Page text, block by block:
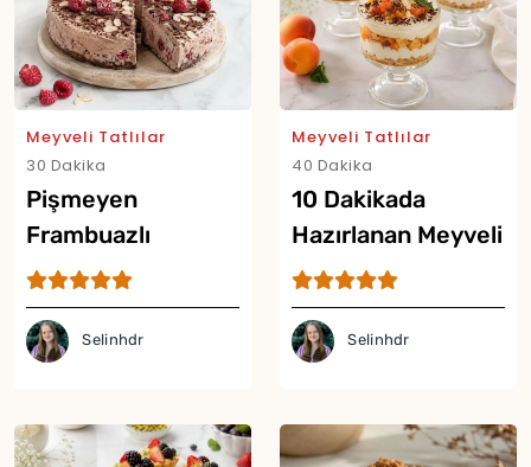
Meyveli Tatlılar
30 Dakika
Pişmeyen
Frambuazlı
Rokoko Tarifi
Selinhdr
Meyveli Tatlılar
40 Dakika
10 Dakikada
Hazırlanan Meyveli
Trifle Tarifi
Selinhdr